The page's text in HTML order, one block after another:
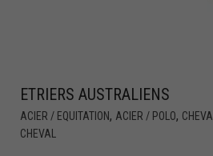
ETRIERS AUSTRALIENS
ACIER / EQUITATION, ACIER / POLO, CHEVAL
CHEVAL